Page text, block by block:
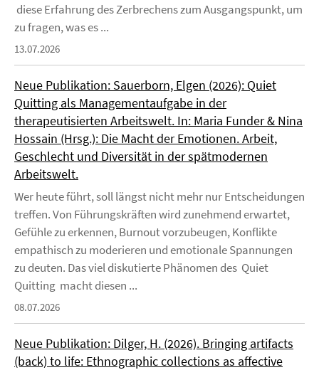
diese Erfahrung des Zerbrechens zum Ausgangspunkt, um
zu fragen, was es ...
13.07.2026
Neue Publikation: Sauerborn, Elgen (2026): Quiet
Quitting als Managementaufgabe in der
therapeutisierten Arbeitswelt. In: Maria Funder & Nina
Hossain (Hrsg.): Die Macht der Emotionen. Arbeit,
Geschlecht und Diversität in der spätmodernen
Arbeitswelt.
Wer heute führt, soll längst nicht mehr nur Entscheidungen
treffen. Von Führungskräften wird zunehmend erwartet,
Gefühle zu erkennen, Burnout vorzubeugen, Konflikte
empathisch zu moderieren und emotionale Spannungen
zu deuten. Das viel diskutierte Phänomen des Quiet
Quitting macht diesen ...
08.07.2026
Neue Publikation: Dilger, H. (2026). Bringing artifacts
(back) to life: Ethnographic collections as affective